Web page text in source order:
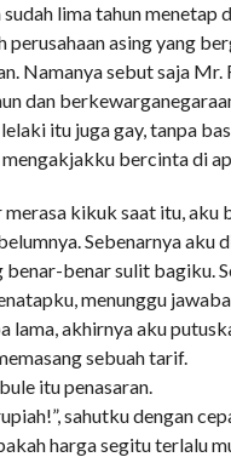
lima tahun menetap
perusahaan asing yang
Namanya sebut saja Mr.
dan
itu juga gay, tanpa
bercinta di
kikuk saat itu, aku
Sebenarnya aku
benar-benar sulit bagiku.
menunggu
lama, akhirnya aku
sebuah tarif.
itu penasaran.
sahutku dengan
harga segitu terlalu